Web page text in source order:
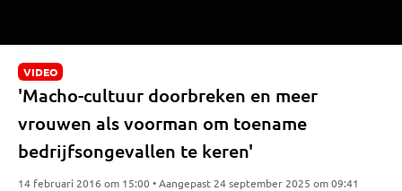
VIDEO
'Macho-cultuur doorbreken en meer
vrouwen als voorman om toename
bedrijfsongevallen te keren'
14 februari 2016 om 15:00 • Aangepast 24 september 2025 om 09:41